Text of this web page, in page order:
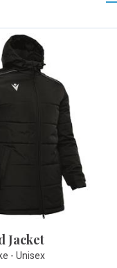
Jacket
- Unisex